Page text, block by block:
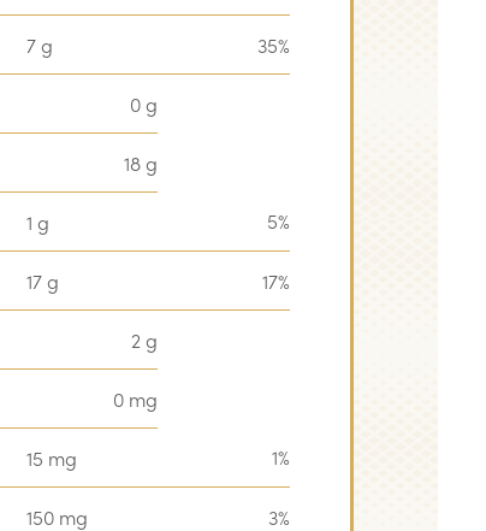
7 g 35%
0 g
18 g
1 g 5%
17 g 17%
2 g
0 mg
15 mg 1%
150 mg 3%